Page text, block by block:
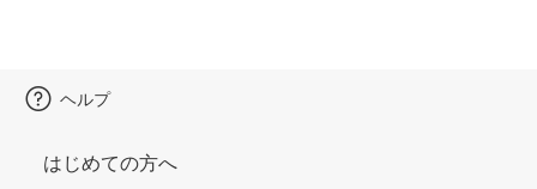
ヘルプ
はじめての方へ